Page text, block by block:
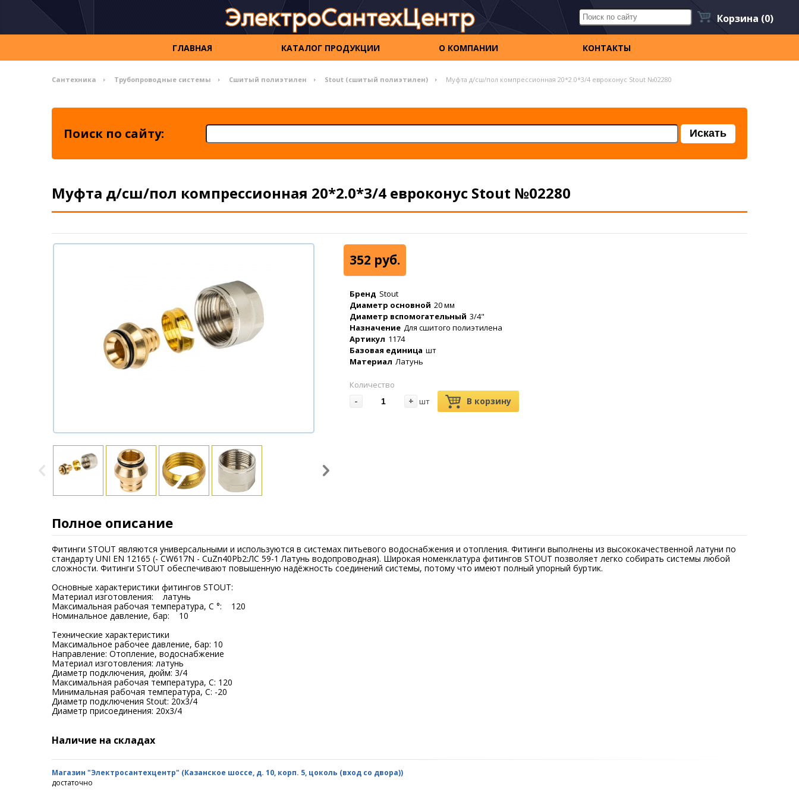
Корзина (0)
ГЛАВНАЯ КАТАЛОГ ПРОДУКЦИИ О КОМПАНИИ КОНТАКТЫ
Сантехника Трубопроводные системы Сшитый полиэтилен Stout (сшитый полиэтилен) Муфта д/сш/пол компрессионная 20*2.0*3/4 евроконус Stout №02280
Поиск по сайту:
Муфта д/сш/пол компрессионная 20*2.0*3/4 евроконус Stout №02280
352 руб.
Бренд Stout
Диаметр основной 20 мм
Диаметр вспомогательный 3/4"
Назначение Для сшитого полиэтилена
Артикул 1174
Базовая единица шт
Материал Латунь
Количество
- + шт В корзину
Полное описание
Фитинги STOUT являются универсальными и используются в системах питьевого водоснабжения и отопления. Фитинги выполнены из высококачественной латуни по
стандарту UNI EN 12165 (- CW617N - CuZn40Pb2:ЛС 59-1 Латунь водопроводная). Широкая номенклатура фитингов STOUT позволяет легко собирать системы любой
сложности. Фитинги STOUT обеспечивают повышенную надёжность соединений системы, потому что имеют полный упорный буртик.
Основные характеристики фитингов STOUT:
Материал изготовления: латунь
Максимальная рабочая температура, С °: 120
Номинальное давление, бар: 10
Технические характеристики
Максимальное рабочее давление, бар: 10
Направление: Отопление, водоснабжение
Материал изготовления: латунь
Диаметр подключения, дюйм: 3/4
Максимальная рабочая температура, С: 120
Минимальная рабочая температура, С: -20
Диаметр подключения Stout: 20x3/4
Диаметр присоединения: 20x3/4
Наличие на складах
Магазин "Электросантехцентр" (Казанское шоссе, д. 10, корп. 5, цоколь (вход со двора))
достаточно